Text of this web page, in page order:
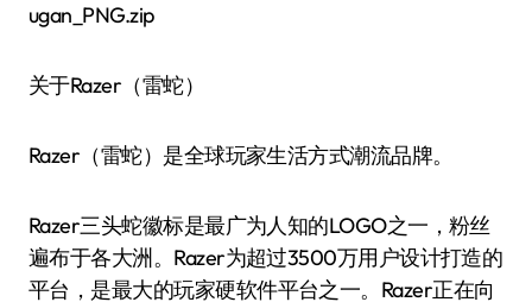
ugan_PNG.zip
关于Razer（雷蛇）
Razer（雷蛇）是全球玩家生活方式潮流品牌。
Razer三头蛇徽标是最广为人知的LOGO之一，粉丝
遍布于各大洲。Razer为超过3500万用户设计打造的
平台，是最大的玩家硬软件平台之一。Razer正在向